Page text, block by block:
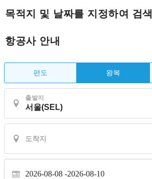
목적지 및 날짜를 지정하여 검색
항공사 안내
편도 왕복
출발지
2026-08-08 2026-08-10